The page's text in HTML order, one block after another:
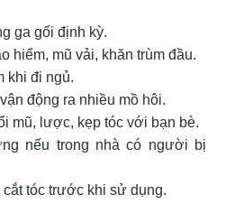
ga gối định kỳ.
hiểm, mũ vải, khăn trùm đầu.
khi đi ngủ.
động ra nhiều mồ hôi.
mũ, lược, kẹp tóc với bạn bè.
nếu trong nhà có người bị
tóc trước khi sử dụng.